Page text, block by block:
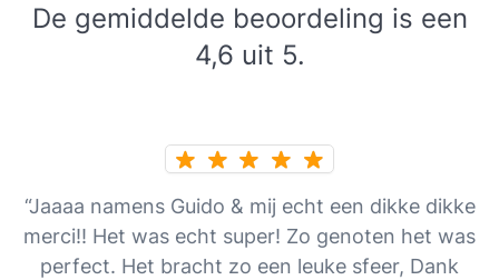
De gemiddelde beoordeling is een
4,6 uit 5.
“Jaaaa namens Guido & mij echt een dikke dikke
merci!! Het was echt super! Zo genoten het was
perfect. Het bracht zo een leuke sfeer, Dank